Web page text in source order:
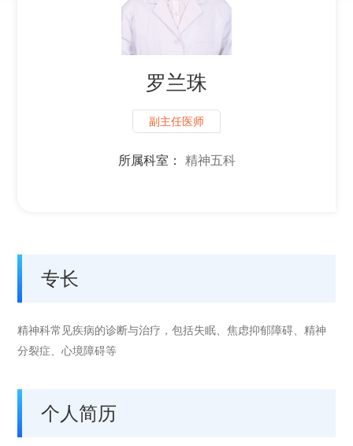
罗兰珠
副主任医师
所属科室： 精神五科
专长
精神科常见疾病的诊断与治疗，包括失眠、焦虑抑郁障碍、精神
分裂症、心境障碍等
个人简历